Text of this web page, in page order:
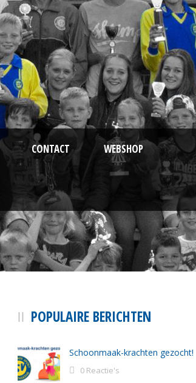
CONTACT WEBSHOP
POPULAIRE BERICHTEN
Schoonmaak-krachten gezocht!
0 Reactie's